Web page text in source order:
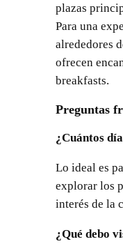
plazas
Para una
alrededores
ofrecen
breakfasts.
Preguntas
¿Cuántos
Lo ideal es
explorar los
interés de la
¿Qué debo